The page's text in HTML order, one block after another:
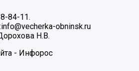
84-11.
info@vecherka-obninsk.ru
Н.В.
- Инфорос